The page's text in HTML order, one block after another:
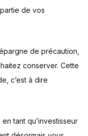
de vos
de précaution,
conserver. Cette
c’est à dire
tant qu’investisseur